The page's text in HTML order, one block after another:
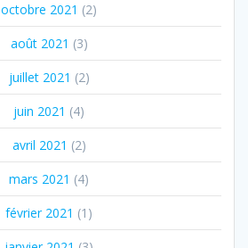
octobre 2021 (2)
août 2021 (3)
juillet 2021 (2)
juin 2021 (4)
avril 2021 (2)
mars 2021 (4)
février 2021 (1)